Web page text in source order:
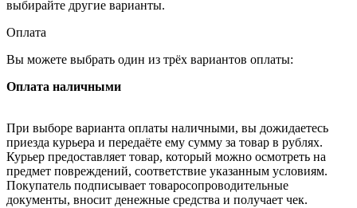
выбирайте другие варианты.
Оплата
Вы можете выбрать один из трёх вариантов оплаты:
Оплата наличными
При выборе варианта оплаты наличными, вы дожидаетесь
приезда курьера и передаёте ему сумму за товар в рублях.
Курьер предоставляет товар, который можно осмотреть на
предмет повреждений, соответствие указанным условиям.
Покупатель подписывает товаросопроводительные
документы, вносит денежные средства и получает чек.